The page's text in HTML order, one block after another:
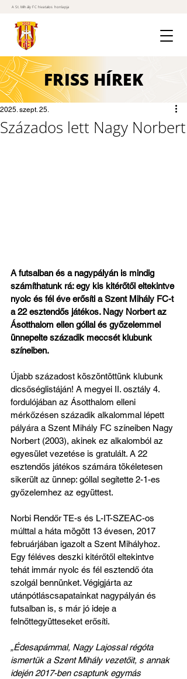
A St. Mihály FC hivatalos honlapja
FRISS HÍREK
Százados lett Nagy Norbert
2025. szept. 25.
A futsalban és a nagypályán is mindig
számíthatunk rá: egy kis kitérőtől eltekintve
nyolc és fél éve erősíti a Szent Mihály FC-t
a 22 esztendős játékos. Nagy Norbert az
Ásotthalom ellen góllal és győzelemmel
ünnepelte századik meccsét klubunk
színeiben.
Újabb századost köszöntöttünk klubunk
dicsőséglistáján! A megyei II. osztály 4.
fordulójában az Ásotthalom elleni
mérkőzésen századik alkalommal lépett
pályára a Szent Mihály FC színeiben Nagy
Norbert (2003), akinek ez alkalomból az
egyesület vezetése is gratulált. A 22
esztendős játékos számára tökéletesen
sikerült az ünnep: góllal segítette 2-1-es
győzelemhez az együttest.
Norbi Rendőr TE-s és L-IT-SZEAC-os
múlttal a háta mögött 13 évesen, 2017
februárjában igazolt a Szent Mihályhoz.
Egy féléves deszki kitérőtől eltekintve
tehát immár nyolc és fél esztendő óta
szolgál bennünket. Végigjárta az
utánpótláscsapatainkat nagypályán és
futsalban is, s már jó ideje a
felnőttegyütteseket erősíti.
„Édesapámmal, Nagy Lajossal régóta
ismertük a Szent Mihály vezetőit, s annak
idején 2017-ben csaptunk egymás